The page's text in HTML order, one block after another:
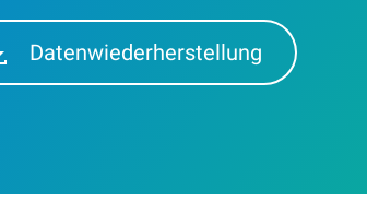
Datenwiederherstellung